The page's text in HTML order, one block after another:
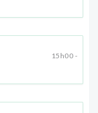
15h00 -